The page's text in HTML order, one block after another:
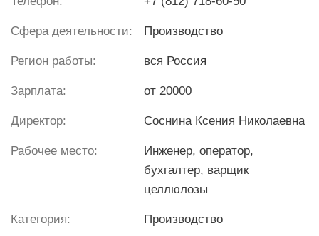
Сфера деятельности: Производство
Регион работы: вся Россия
Зарплата: от 20000
Директор: Соснина Ксения Николаевна
Рабочее место:
Инженер, оператор,
бухгалтер, варщик
целлюлозы
Категория: Производство